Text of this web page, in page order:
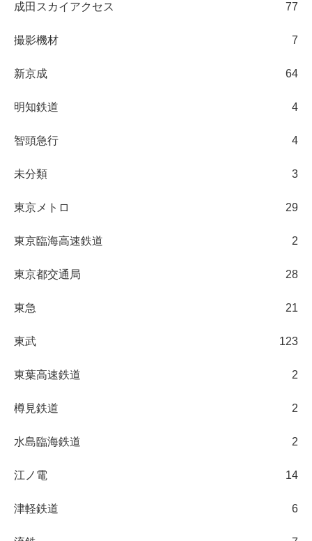
成田スカイアクセス 77
撮影機材 7
新京成 64
明知鉄道 4
智頭急行 4
未分類 3
東京メトロ 29
東京臨海高速鉄道 2
東京都交通局 28
東急 21
東武 123
東葉高速鉄道 2
樽見鉄道 2
水島臨海鉄道 2
江ノ電 14
津軽鉄道 6